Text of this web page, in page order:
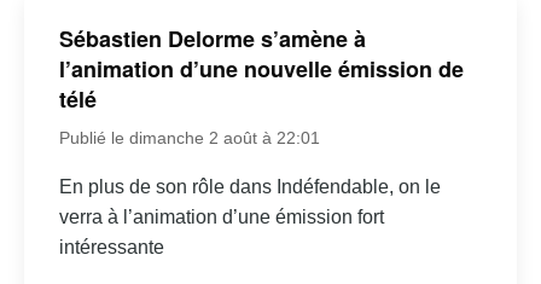
Sébastien Delorme s’amène à
l’animation d’une nouvelle émission de
télé
Publié le dimanche 2 août à 22:01
En plus de son rôle dans Indéfendable, on le
verra à l’animation d’une émission fort
intéressante